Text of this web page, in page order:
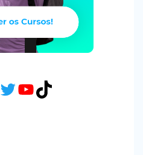
Twitter
YouTube
TikTok